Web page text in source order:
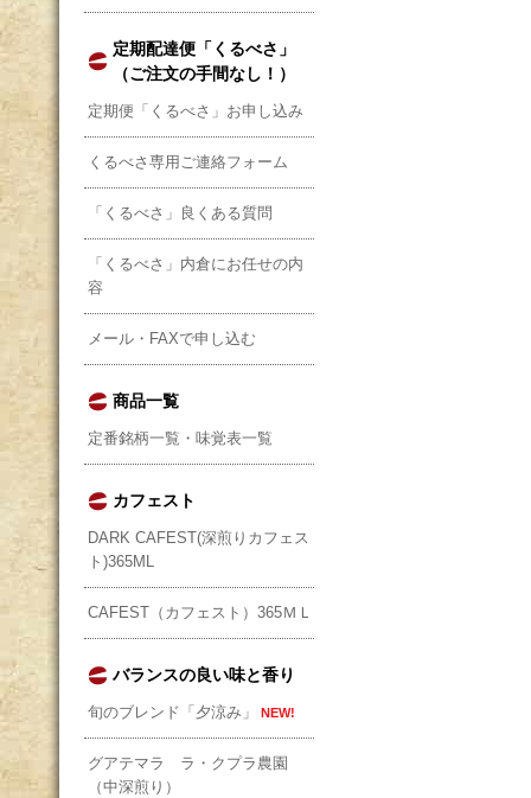
定期配達便「くるべさ」
（ご注文の手間なし！）
定期便「くるべさ」お申し込み
くるべさ専用ご連絡フォーム
「くるべさ」良くある質問
「くるべさ」内倉にお任せの内
容
メール・FAXで申し込む
商品一覧
定番銘柄一覧・味覚表一覧
カフェスト
DARK CAFEST(深煎りカフェス
ト)365ML
CAFEST（カフェスト）365ＭＬ
バランスの良い味と香り
旬のブレンド「夕涼み」 NEW!
グアテマラ ラ・クプラ農園
（中深煎り）